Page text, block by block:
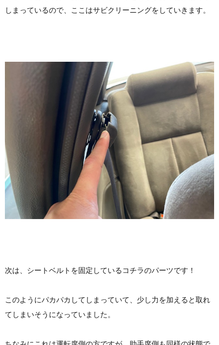
しまっているので、ここはサビクリーニングをしていきます。
次は、シートベルトを固定しているコチラのパーツです！
このようにパカパカしてしまっていて、少し力を加えると取れ
てしまいそうになっていました。